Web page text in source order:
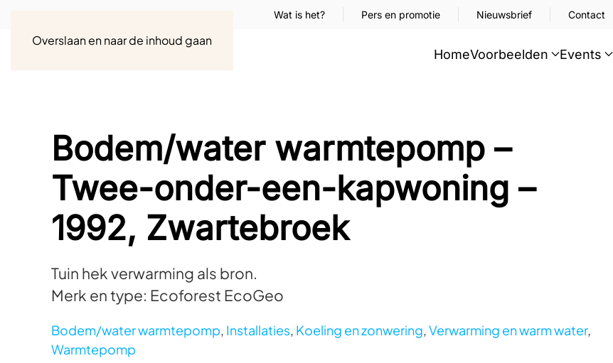
Overslaan en naar de inhoud gaan
Wat is het? Pers en promotie Nieuwsbrief Contact
HomeVoorbeelden Events
Bodem/water warmtepomp –
Twee-onder-een-kapwoning –
1992, Zwartebroek
Tuin hek verwarming als bron.
Merk en type: Ecoforest EcoGeo
Bodem/water warmtepomp, Installaties, Koeling en zonwering,Verwarming en warm water,
Warmtepomp